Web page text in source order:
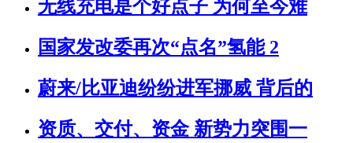
无线充电是个好点子 为何至今难
国家发改委再次“点名”氢能 2
蔚来/比亚迪纷纷进军挪威 背后的
资质、交付、资金 新势力突围一